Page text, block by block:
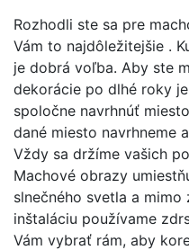
Rozhodli ste sa pre
Vám to najdôležitejšie .
je dobrá voľba. Aby ste
dekorácie po dlhé roky
spoločne navrhnúť
dané miesto navrhneme
Vždy sa držíme vašich
Machové obrazy
slnečného svetla a
inštaláciu používame
Vám vybrať rám, aby